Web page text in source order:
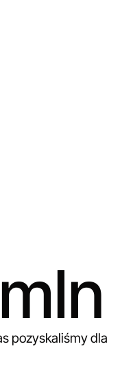
pozyskaliśmy dla
mln